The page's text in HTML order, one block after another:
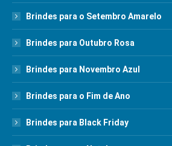
Brindes para o Setembro Amarelo
Brindes para Outubro Rosa
Brindes para Novembro Azul
Brindes para o Fim de Ano
Brindes para Black Friday